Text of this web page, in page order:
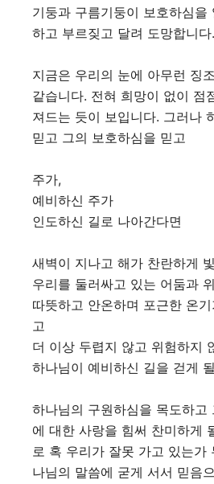
기둥과 구름기둥이 보호하심을
하고 부르짖고 달려 도망합니다.
지금은 우리의 눈에 아무런 징
같습니다. 전혀 희망이 없이 점
져드는 듯이 보입니다. 그러나
믿고 그의 보호하심을 믿고
주가,
예비하신 주가
인도하신 길로 나아간다면
새벽이 지나고 해가 찬란하게
우리를 둘러싸고 있는 어둠과
따뜻하고 안온하며 포근한 온
고
더 이상 두렵지 않고 위험하지
하나님이 예비하신 길을 걷게
하나님의 구원하심을 목도하고
에 대한 사랑을 힘써 찬미하게
로 혹 우리가 잘못 가고 있는가
나님의 말씀에 굳게 서서 믿음